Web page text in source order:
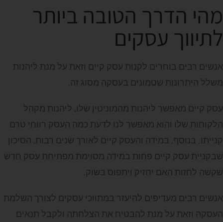
מהי הדרך הטובה ביותר
לתיווך עסקים
אנשים רבים בוחרים לקנות עסק קיים וזאת על מנת ליהנות
משלל היתרונות שטמונים בעסקה מסוג זה.
עסק קיים מאפשר ליהנות מהמוניטין שלו, ליהנות מקהל
הלקוחות שלו והוא מאפשר לנו לדעת כמה העסק רווחי טרם
קנייתו. בנוסף, במידה והעסק קיים לאורך שנים רבות, הסיכון
שבקניית עסק קיים פחות במידה מסוימת מפתיחת עסק חדש
שקשה לחזות האם יחזיק ויתפוס בשוק.
אנשים רבים מעדיפים להיעזר במתווכי עסקים לצורך השלמת
העסקה וזאת על מנת להבטיח את הצלחתה ולקבל תנאים